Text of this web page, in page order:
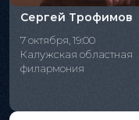
Сергей Трофимов
7 октября, 19:00
Калужская областная
филармония